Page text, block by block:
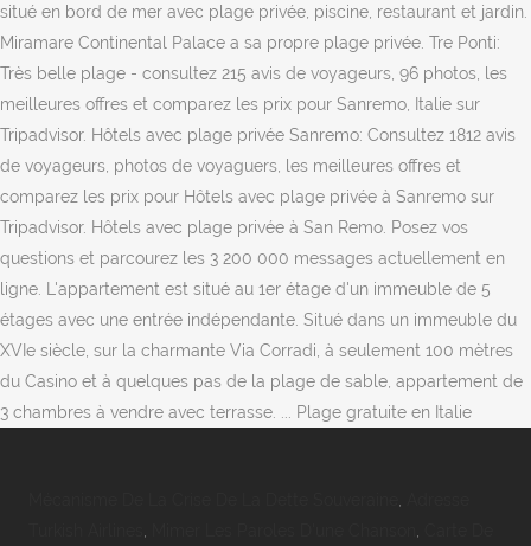
situé en bord de mer avec plage privée, piscine, restaurant et jardin.
Miramare Continental Palace a sa propre plage privée. Tre Ponti:
Très belle plage - consultez 215 avis de voyageurs, 96 photos, les
meilleures offres et comparez les prix pour Sanremo, Italie sur
Tripadvisor. Hôtels avec plage privée Sanremo: Consultez 1812 avis
de voyageurs, photos de voyaguers, les meilleures offres et
comparez les prix pour Hôtels avec plage privée à Sanremo sur
Tripadvisor. Hôtels avec plage privée à San Remo. Posez vos
questions et parcourez les 3 200 000 messages actuellement en
ligne. L'appartement est situé au 1er étage d'un immeuble de 5
étages avec une entrée indépendante. Situé dans un immeuble du
XVIe siècle, sur la charmante Via Corradi, à seulement 100 mètres
du Casino et à quelques pas de la plage de sable, appartement de
3 chambres à vendre avec terrasse. ... Plage gratuite en Italie